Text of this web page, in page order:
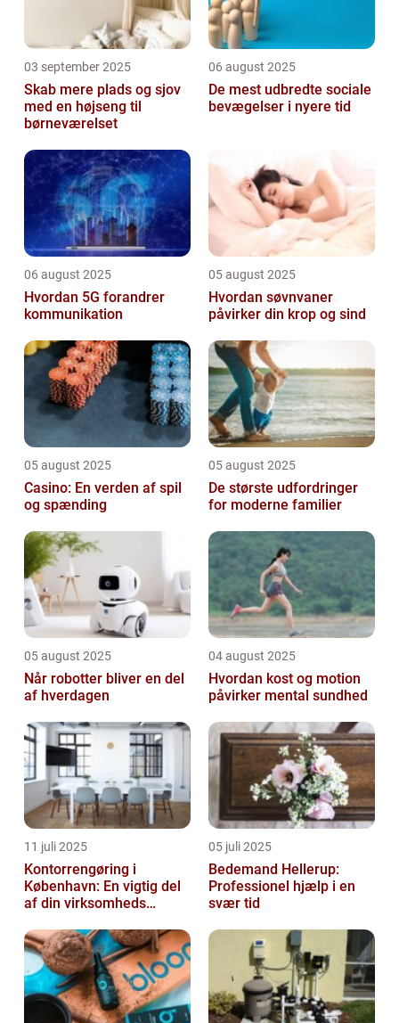
03 september 2025
Skab mere plads og sjov
med en højseng til
børneværelset
06 august 2025
De mest udbredte sociale
bevægelser i nyere tid
06 august 2025
Hvordan 5G forandrer
kommunikation
05 august 2025
Hvordan søvnvaner
påvirker din krop og sind
05 august 2025
Casino: En verden af spil
og spænding
05 august 2025
De største udfordringer
for moderne familier
05 august 2025
Når robotter bliver en del
af hverdagen
04 august 2025
Hvordan kost og motion
påvirker mental sundhed
11 juli 2025
Kontorrengøring i
København: En vigtig del
af din virksomheds
05 juli 2025
Bedemand Hellerup:
Professionel hjælp i en
svær tid